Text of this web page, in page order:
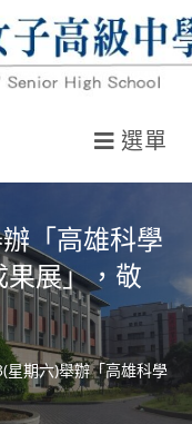
選單
「高雄科學
果展」，敬
星期六)舉辦「高雄科學